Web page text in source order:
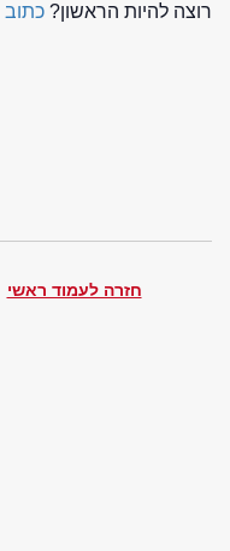
רוצה להיות הראשון?
חזרה לעמוד ראשי